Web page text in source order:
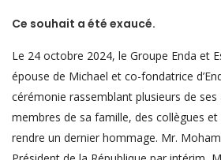
Ce souhait a été exaucé.
Le 24 octobre 2024, le Groupe Enda et
épouse de Michael et co-fondatrice
cérémonie rassemblant plusieurs de
membres de sa famille, des collègues
rendre un dernier hommage. Mr.